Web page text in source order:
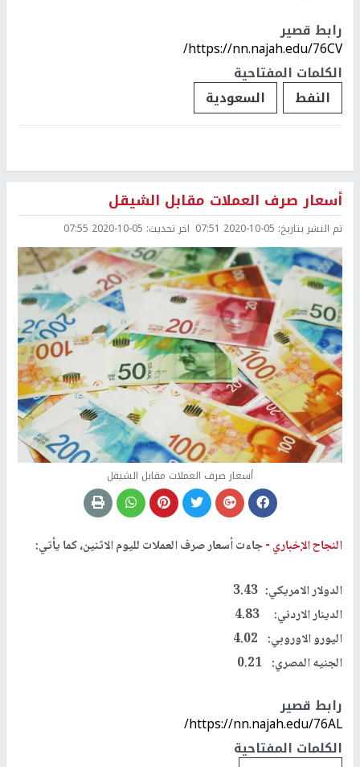
رابط قصير
https://nn.najah.edu/76CV/
الكلمات المفتاحية
النفط
السعودية
أسعار صرف العملات مقابل الشيقل
تم النشر بتاريخ: 2020-10-05 07:51 اخر تحديث: 2020-10-05 07:55
أسعار صرف العملات مقابل الشيقل
النجاح الإخباري -جاءت أسعار صرف العملات لليوم الاثنين، كما يأتي:
الدولار الامريكي: 3.43
الدينار الاردني: 4.83
اليورو الاوروبي: 4.02
الجنيه المصري: 0.21
رابط قصير
https://nn.najah.edu/76AL/
الكلمات المفتاحية